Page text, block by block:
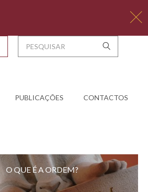
PUBLICAÇÕES CONTACTOS
O QUE É A ORDEM?